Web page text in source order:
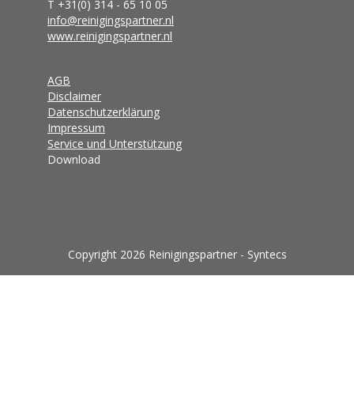
T +31(0) 314 - 65 10 05
info@reinigingspartner.nl
www.reinigingspartner.nl
AGB
Disclaimer
Datenschutzerklärung
Impressum
Service und Unterstützung
Download
Copyright 2026 Reinigingspartner - Syntecs